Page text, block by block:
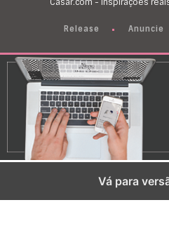
Release Anuncie
Vá para